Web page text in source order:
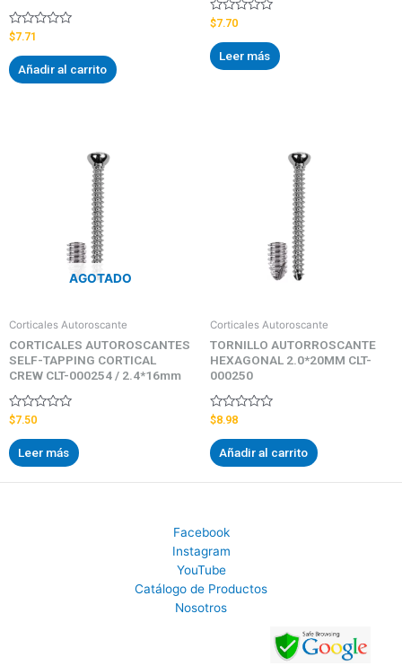
Valorado
0
de
5
$7.71
Añadir al carrito
Valorado
0
de
5
$7.70
Leer más
AGOTADO
Corticales Autoroscante
CORTICALES AUTOROSCANTES
SELF-TAPPING CORTICAL
CREW CLT-000254 / 2.4*16mm
Valorado
0
de
5
$7.50
Leer más
Corticales Autoroscante
TORNILLO AUTORROSCANTE
HEXAGONAL 2.0*20MM CLT-
000250
Valorado
0
de
5
$8.98
Añadir al carrito
Facebook
Instagram
YouTube
Catálogo de Productos
Nosotros